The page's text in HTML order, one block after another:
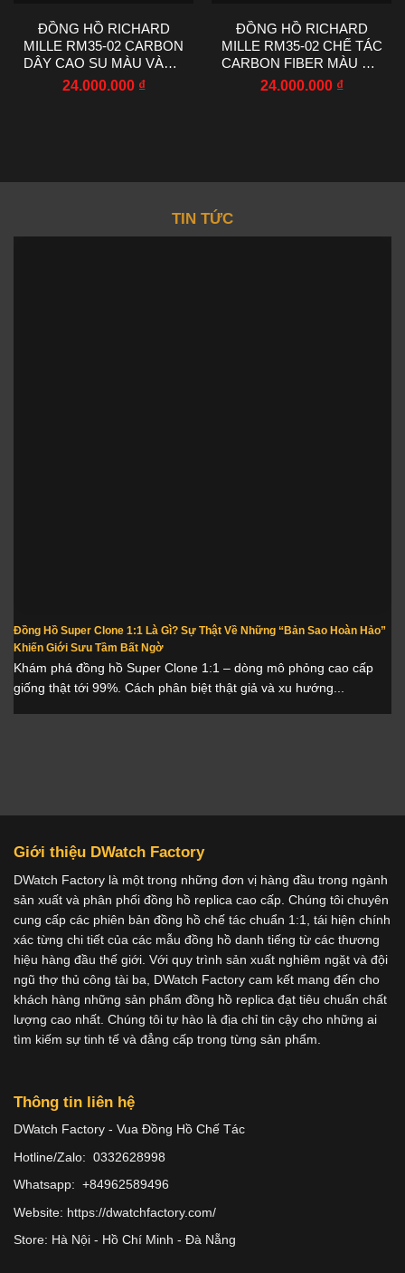
ĐỒNG HỒ RICHARD
MILLE RM35-02 CARBON
DÂY CAO SU MÀU VÀNG
R7 FACTORY 44.5X50MM
24.000.000 ₫
ĐỒNG HỒ RICHARD
MILLE RM35-02 CHẾ TÁC
CARBON FIBER MÀU ĐỎ
NHÀ MÁY RM
24.000.000 ₫
TIN TỨC
Đồng Hồ Super Clone 1:1 Là Gì? Sự Thật Về Những “Bản Sao Hoàn Hảo”
Khiến Giới Sưu Tầm Bất Ngờ
Khám phá đồng hồ Super Clone 1:1 – dòng mô phỏng cao cấp
giống thật tới 99%. Cách phân biệt thật giả và xu hướng...
Giới thiệu DWatch Factory
DWatch Factory là một trong những đơn vị hàng đầu trong ngành
sản xuất và phân phối đồng hồ replica cao cấp. Chúng tôi chuyên
cung cấp các phiên bản đồng hồ chế tác chuẩn 1:1, tái hiện chính
xác từng chi tiết của các mẫu đồng hồ danh tiếng từ các thương
hiệu hàng đầu thế giới. Với quy trình sản xuất nghiêm ngặt và đội
ngũ thợ thủ công tài ba, DWatch Factory cam kết mang đến cho
khách hàng những sản phẩm đồng hồ replica đạt tiêu chuẩn chất
lượng cao nhất. Chúng tôi tự hào là địa chỉ tin cậy cho những ai
tìm kiếm sự tinh tế và đẳng cấp trong từng sản phẩm.
Thông tin liên hệ
DWatch Factory - Vua Đồng Hồ Chế Tác
Hotline/Zalo: 0332628998
Whatsapp: +84962589496
Website: https://dwatchfactory.com/
Store: Hà Nội - Hồ Chí Minh - Đà Nẵng